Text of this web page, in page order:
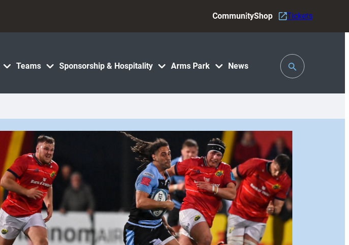
Teams Sponsorship & Hospitality Arms Park News
CommunityShop Tickets
Toggle
Search